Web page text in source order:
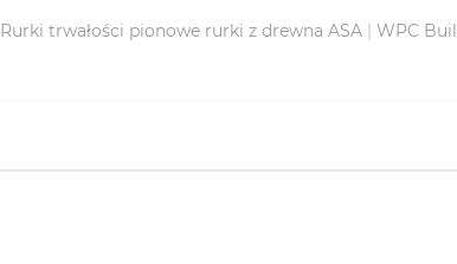
Rurki trwałości pionowe rurki z drewna ASA | WPC